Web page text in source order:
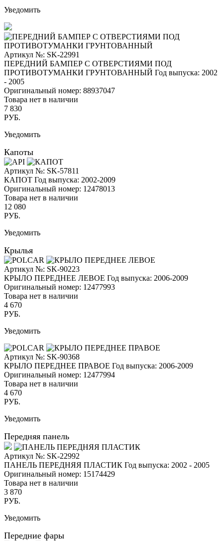
Уведомить
Артикул №: SK-22991
ПЕРЕДНИЙ БАМПЕР С ОТВЕРСТИЯМИ ПОД
ПРОТИВОТУМАНКИ ГРУНТОВАННЫЙ Год выпуска: 2002
- 2005
Оригинальный номер: 88937047
Товара нет в наличии
7 830
РУБ.
Уведомить
Капоты
Артикул №: SK-57811
КАПОТ Год выпуска: 2002-2009
Оригинальный номер: 12478013
Товара нет в наличии
12 080
РУБ.
Уведомить
Крылья
Артикул №: SK-90223
КРЫЛО ПЕРЕДНЕЕ ЛЕВОЕ Год выпуска: 2006-2009
Оригинальный номер: 12477993
Товара нет в наличии
4 670
РУБ.
Уведомить
Артикул №: SK-90368
КРЫЛО ПЕРЕДНЕЕ ПРАВОЕ Год выпуска: 2006-2009
Оригинальный номер: 12477994
Товара нет в наличии
4 670
РУБ.
Уведомить
Передняя панель
Артикул №: SK-22992
ПАНЕЛЬ ПЕРЕДНЯЯ ПЛАСТИК Год выпуска: 2002 - 2005
Оригинальный номер: 15174429
Товара нет в наличии
3 870
РУБ.
Уведомить
Передние фары